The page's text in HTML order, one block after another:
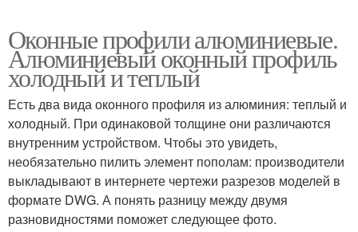
Оконные профили алюминиевые.
Алюминиевый оконный профиль
холодный и теплый
Есть два вида оконного профиля из алюминия: теплый и
холодный. При одинаковой толщине они различаются
внутренним устройством. Чтобы это увидеть,
необязательно пилить элемент пополам: производители
выкладывают в интернете чертежи разрезов моделей в
формате DWG. А понять разницу между двумя
разновидностями поможет следующее фото.